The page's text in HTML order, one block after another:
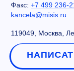
Факс: +7 499 236-
kancela@misis.ru
119049, Москва,